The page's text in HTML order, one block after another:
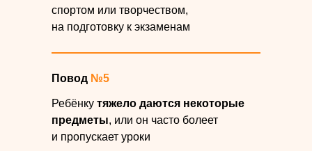
спортом или творчеством,
на подготовку к экзаменам
Ребёнку тяжело даются некоторые
предметы, или он часто болеет
и пропускает уроки
Повод №5